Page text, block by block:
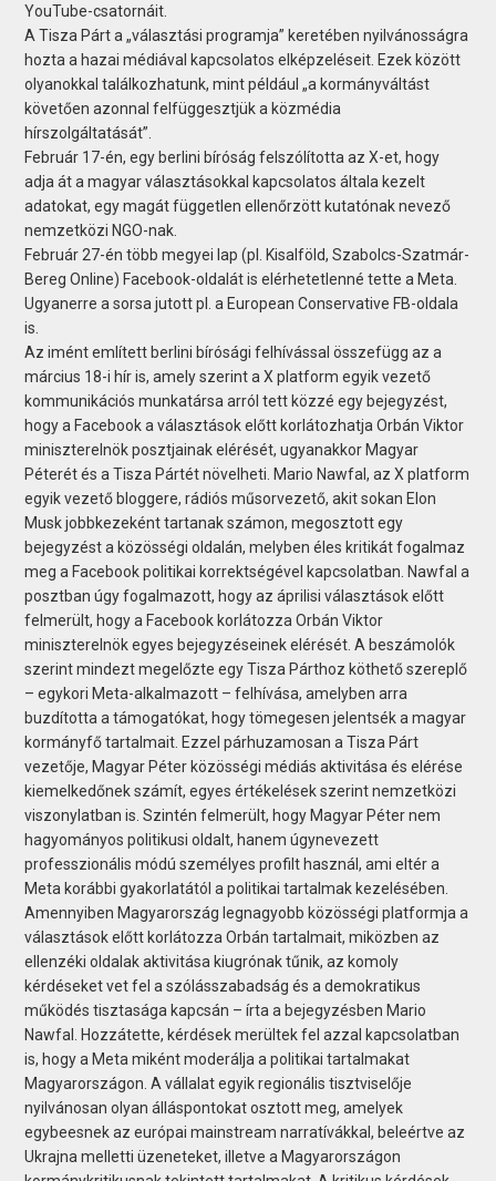
YouTube-csatornáit.
A Tisza Párt a „választási programja” keretében nyilvánosságra
hozta a hazai médiával kapcsolatos elképzeléseit. Ezek között
olyanokkal találkozhatunk, mint például „a kormányváltást
követően azonnal felfüggesztjük a közmédia
hírszolgáltatását”.
Február 17-én, egy berlini bíróság felszólította az X-et, hogy
adja át a magyar választásokkal kapcsolatos általa kezelt
adatokat, egy magát független ellenőrzött kutatónak nevező
nemzetközi NGO-nak.
Február 27-én több megyei lap (pl. Kisalföld, Szabolcs-Szatmár-
Bereg Online) Facebook-oldalát is elérhetetlenné tette a Meta.
Ugyanerre a sorsa jutott pl. a European Conservative FB-oldala
is.
Az imént említett berlini bírósági felhívással összefügg az a
március 18-i hír is, amely szerint a X platform egyik vezető
kommunikációs munkatársa arról tett közzé egy bejegyzést,
hogy a Facebook a választások előtt korlátozhatja Orbán Viktor
miniszterelnök posztjainak elérését, ugyanakkor Magyar
Péterét és a Tisza Pártét növelheti. Mario Nawfal, az X platform
egyik vezető bloggere, rádiós műsorvezető, akit sokan Elon
Musk jobbkezeként tartanak számon, megosztott egy
bejegyzést a közösségi oldalán, melyben éles kritikát fogalmaz
meg a Facebook politikai korrektségével kapcsolatban. Nawfal a
posztban úgy fogalmazott, hogy az áprilisi választások előtt
felmerült, hogy a Facebook korlátozza Orbán Viktor
miniszterelnök egyes bejegyzéseinek elérését. A beszámolók
szerint mindezt megelőzte egy Tisza Párthoz köthető szereplő
– egykori Meta-alkalmazott – felhívása, amelyben arra
buzdította a támogatókat, hogy tömegesen jelentsék a magyar
kormányfő tartalmait. Ezzel párhuzamosan a Tisza Párt
vezetője, Magyar Péter közösségi médiás aktivitása és elérése
kiemelkedőnek számít, egyes értékelések szerint nemzetközi
viszonylatban is. Szintén felmerült, hogy Magyar Péter nem
hagyományos politikusi oldalt, hanem úgynevezett
professzionális módú személyes profilt használ, ami eltér a
Meta korábbi gyakorlatától a politikai tartalmak kezelésében.
Amennyiben Magyarország legnagyobb közösségi platformja a
választások előtt korlátozza Orbán tartalmait, miközben az
ellenzéki oldalak aktivitása kiugrónak tűnik, az komoly
kérdéseket vet fel a szólásszabadság és a demokratikus
működés tisztasága kapcsán – írta a bejegyzésben Mario
Nawfal. Hozzátette, kérdések merültek fel azzal kapcsolatban
is, hogy a Meta miként moderálja a politikai tartalmakat
Magyarországon. A vállalat egyik regionális tisztviselője
nyilvánosan olyan álláspontokat osztott meg, amelyek
egybeesnek az európai mainstream narratívákkal, beleértve az
Ukrajna melletti üzeneteket, illetve a Magyarországon